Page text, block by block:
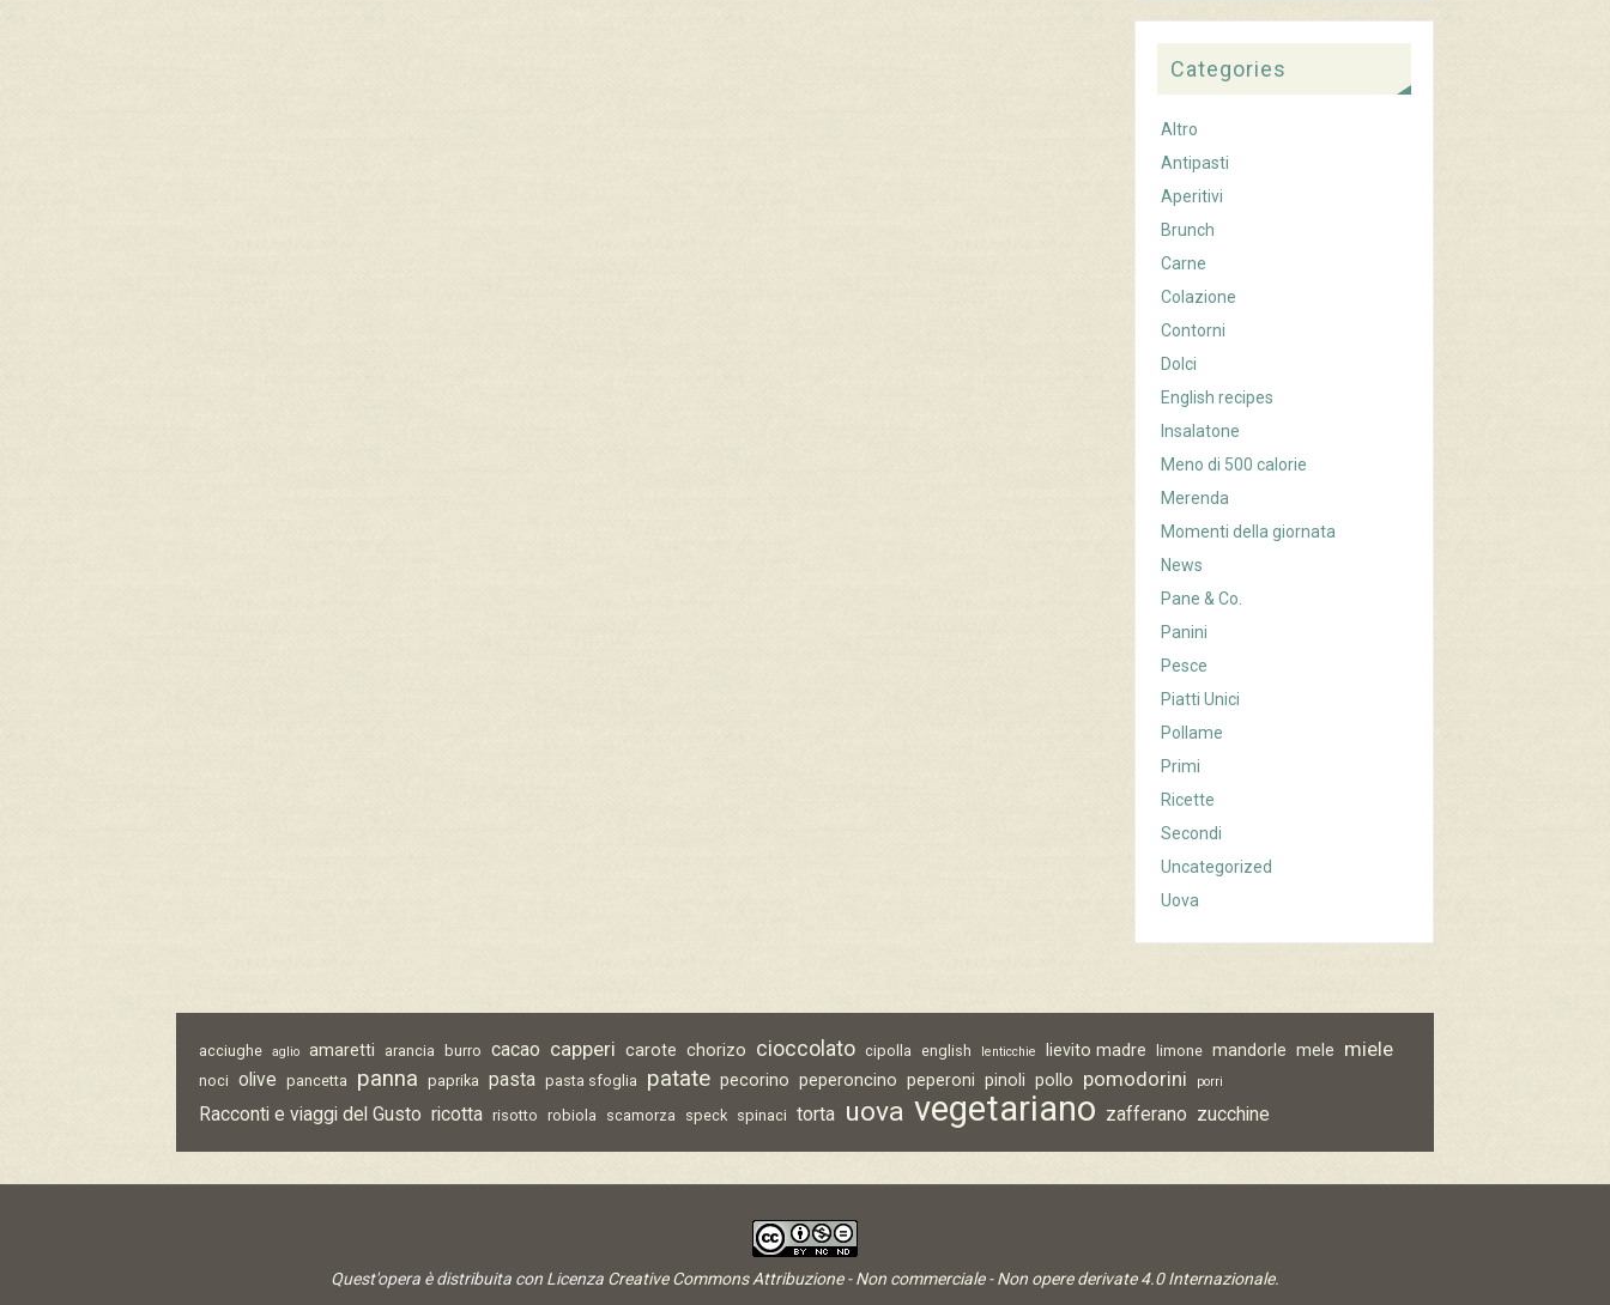
Categories
Altro
Antipasti
Aperitivi
Brunch
Carne
Colazione
Contorni
Dolci
English recipes
Insalatone
Meno di 500 calorie
Merenda
Momenti della giornata
News
Pane & Co.
Panini
Pesce
Piatti Unici
Pollame
Primi
Ricette
Secondi
Uncategorized
Uova
acciughe aglio amaretti arancia burro cacao capperi carote chorizo cioccolato cipolla english lenticchie lievito madre limone mandorle mele miele
noci olive pancetta panna paprika pasta pasta sfoglia patate pecorino peperoncino peperoni pinoli pollo pomodorini porri
Racconti e viaggi del Gusto ricotta risotto robiola scamorza speck spinaci torta uova vegetariano zafferano zucchine
Quest'opera è distribuita con Licenza Creative Commons Attribuzione - Non commerciale - Non opere derivate 4.0 Internazionale.